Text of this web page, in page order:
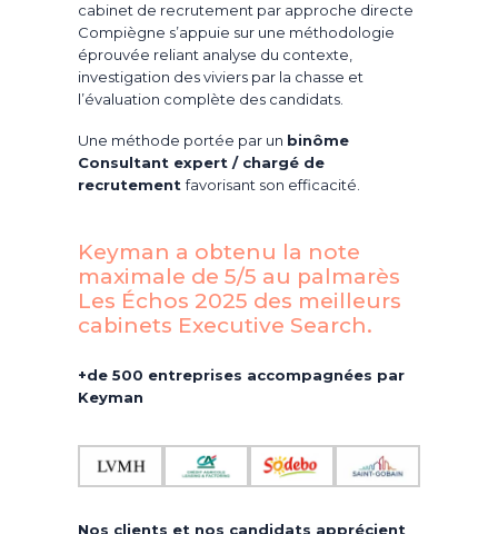
cabinet de recrutement par approche directe
Compiègne s’appuie sur une méthodologie
éprouvée reliant analyse du contexte,
investigation des viviers par la chasse et
l’évaluation complète des candidats.
Une méthode portée par un binôme
Consultant expert / chargé de
recrutementfavorisant son efficacité.
Keyman a obtenu la note
maximale de 5/5 au palmarès
Les Échos 2025 des meilleurs
cabinets Executive Search.​
+de 500 entreprises accompagnées par
Keyman
Nos clients et nos candidats apprécient